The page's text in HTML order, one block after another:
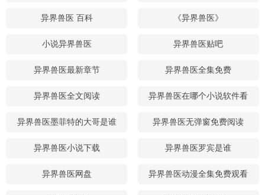
异界兽医 百科 《异界兽医》
小说异界兽医 异界兽医贴吧
异界兽医最新章节 异界兽医全集免费
异界兽医全文阅读 异界兽医在哪个小说软件看
异界兽医墨菲特的大哥是谁 异界兽医无弹窗免费阅读
异界兽医小说下载 异界兽医罗宾是谁
异界兽医网盘 异界兽医动漫全集免费观看